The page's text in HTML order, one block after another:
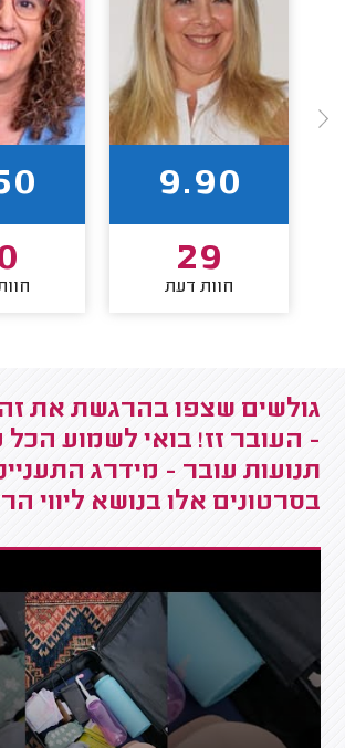
9.90
29
חוות דעת
גולשים שצפו בהרגשת את
- העובר זז! בואי לשמוע
תנועות עובר - מידרג
בסרטונים אלו בנושא ליווי